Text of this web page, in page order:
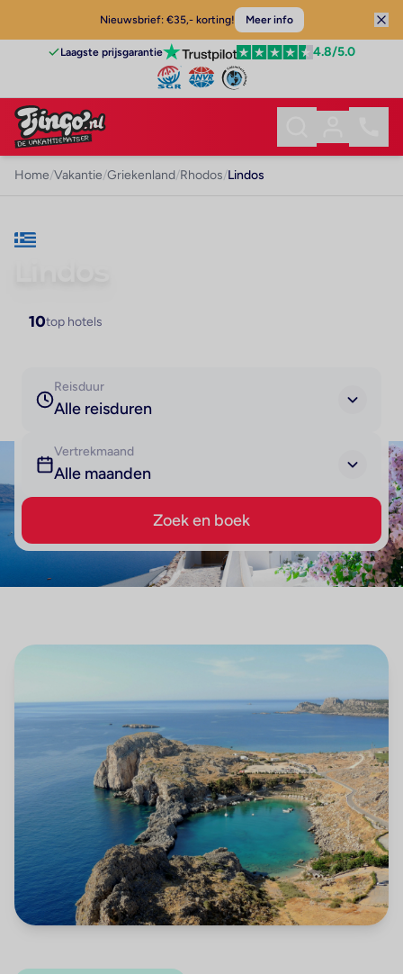
Nieuwsbrief: €35,- korting! Meer info
Laagste prijsgarantie 4.8/5.0
Home/Vakantie/Griekenland/Rhodos/Lindos
10top hotels
Reisduur
Alle reisduren
Vertrekmaand
Alle maanden
Zoek en boek